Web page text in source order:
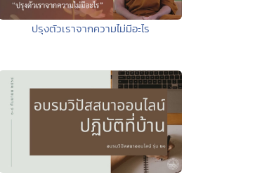
ปรุงตัวเราจากความไม่มีอะไร